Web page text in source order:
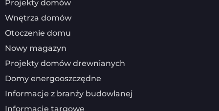
Projekty domów
Wnętrza domów
Otoczenie domu
Nowy magazyn
Projekty domów drewnianych
Domy energooszczędne
Informacje z branży budowlanej
Informacje targowe